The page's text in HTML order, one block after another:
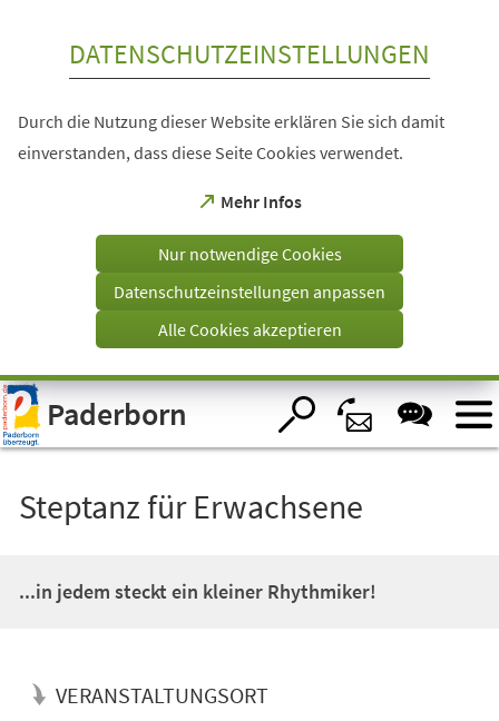
Visuelle
Assistenzsoftware
öffnen.
DATENSCHUTZEINSTELLUNGEN
Durch die Nutzung dieser Website erklären Sie sich damit
einverstanden, dass diese Seite Cookies verwendet.
Mehr Infos
(Öffnet
einem
Tab)
Nur notwendige Cookies
Datenschutzeinstellungen anpassen
Alle Cookies akzeptieren
Paderborn
Steptanz für Erwachsene
...in jedem steckt ein kleiner Rhythmiker!
VERANSTALTUNGSORT